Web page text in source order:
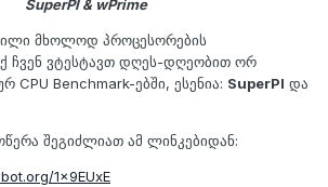
SuperPI & wPrime
მხოლოდ პროცესორების
ჩვენ ვტესტავთ დღეს-დღეობით ორ
Benchmark-ებში, ესენია: SuperPI და
შეგიძლიათ ამ ლინკებიდან:
1x9EUxE